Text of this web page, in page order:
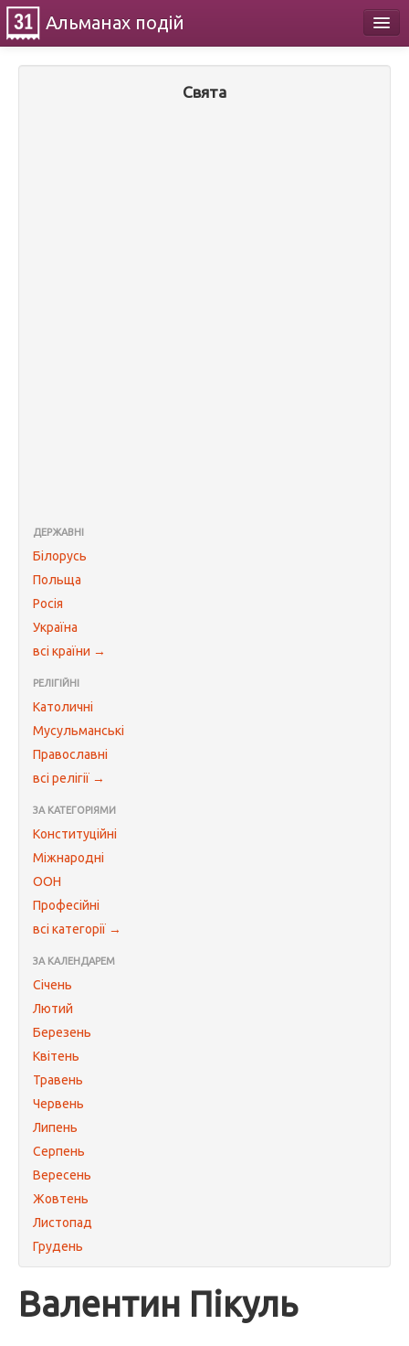
Альманах подій
Свята
ДЕРЖАВНІ
Білорусь
Польща
Росія
Україна
всі країни →
РЕЛІГІЙНІ
Католичні
Мусульманські
Православні
всі релігії →
ЗА КАТЕГОРІЯМИ
Конституційні
Міжнародні
ООН
Професійні
всі категорії →
ЗА КАЛЕНДАРЕМ
Січень
Лютий
Березень
Квітень
Травень
Червень
Липень
Серпень
Вересень
Жовтень
Листопад
Грудень
Валентин Пікуль